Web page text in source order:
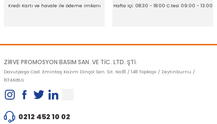
Kredi Kartı ve havale ile ödeme imkanı Hafta içi: 08:30 - 18:00 C.tesi 09:00 - 13:00
ZİRVE PROMOSYON BASIM SAN. VE TİC. LTD. ŞTİ.
Davutpaşa Cad. Emintaş Kazım Dinçol San. Sit. No:81 / 148 Topkapı / Zeytinburnu /
İSTANBUL
0212 452 10 02